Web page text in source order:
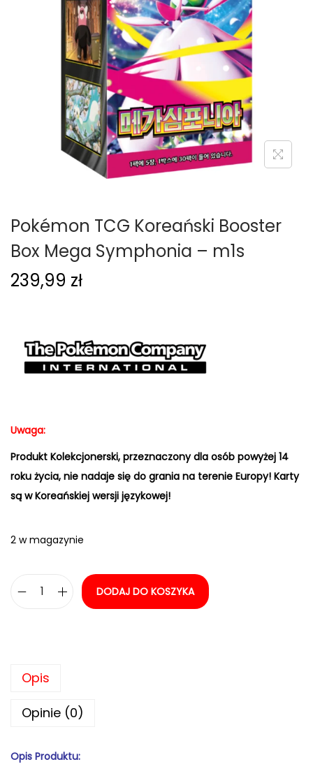
g
a
c
j
c
i
Pokémon TCG Koreański Booster
Box Mega Symphonia – m1s
239,99 zł
Uwaga:
Produkt Kolekcjonerski, przeznaczony dla osób powyżej 14
roku życia, nie nadaje się do grania na terenie Europy! Karty
są w Koreańskiej wersji językowej!
2 w magazynie
ć
o
é
DODAJ DO KOSZYKA
Opis
Opinie (0)
Opis Produktu: